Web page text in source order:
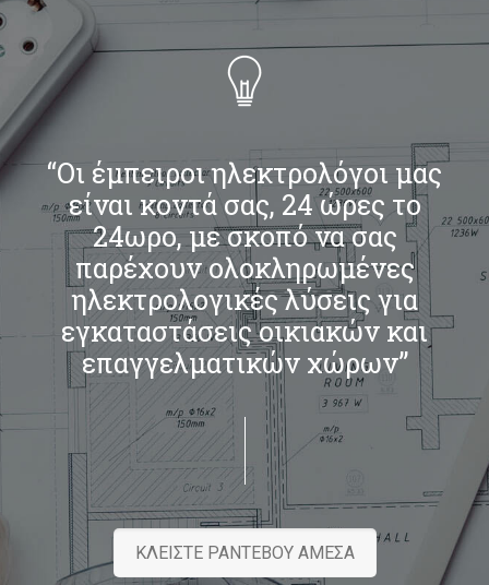
“Οι έμπειροι ηλεκτρολόγοι μας
είναι κοντά σας, 24 ώρες το
24ωρο, με σκοπό να σας
παρέχουν ολοκληρωμένες
ηλεκτρολογικές λύσεις για
εγκαταστάσεις οικιακών και
επαγγελματικών χώρων”
ΚΛΕΙΣΤΕ ΡΑΝΤΕΒΟΥ ΑΜΕΣΑ